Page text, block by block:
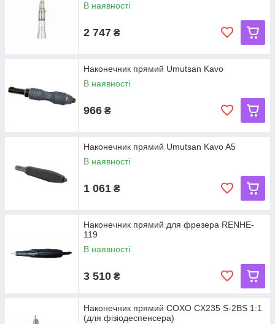
В наявності
2 747 ₴
Наконечник прямий Umutsan Kavo
В наявності
966 ₴
Наконечник прямий Umutsan Kavo A5
В наявності
1 061 ₴
Наконечник прямий для фрезера RENHE-
119
В наявності
3 510 ₴
Наконечник прямий COXO CX235 S-2BS 1:1
(для фізіодеспенсера)